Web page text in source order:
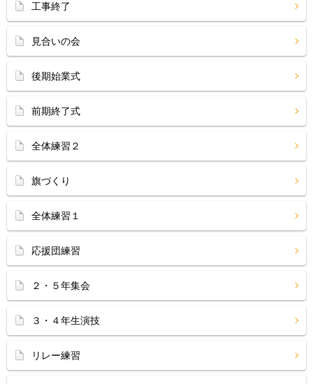
工事終了
見合いの会
後期始業式
前期終了式
全体練習２
旗づくり
全体練習１
応援団練習
２・５年集会
３・４年生演技
リレー練習